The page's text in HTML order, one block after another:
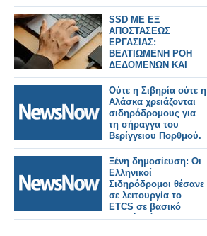
SSD ME ΕΞ
ΑΠΟΣΤΑΣΕΩΣ
ΕΡΓΑΣΙΑΣ:
ΒΕΛΤΙΩΜΕΝΗ ΡΟΗ
ΔΕΔΟΜΕΝΩΝ ΚΑΙ
ΕΞΟΙΚΟΝΟΜΗΣΗ
ΧΡΟΝΟΥ
Ούτε η Σιβηρία ούτε η
Αλάσκα χρειάζονται
σιδηρόδρομους για
τη σήραγγα του
Βερίγγειου Πορθμού.
Ξένη δημοσίευση: Οι
Ελληνικοί
Σιδηρόδρομοι θέσανε
σε λειτουργία το
ETCS σε βασικό
διεθνή διάδρομο.